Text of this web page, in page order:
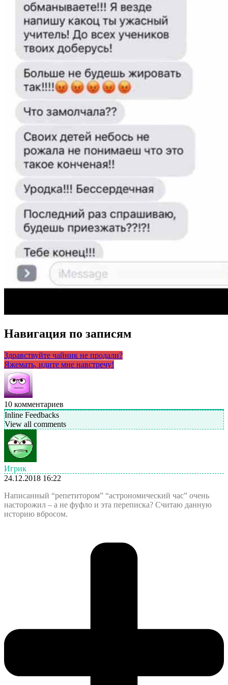
Навигация по записям
Здравствуйте чайник не продали?
Яжемать, идите мне навстречу!
10 комментариев
Inline Feedbacks
View all comments
Игрик
24.12.2018 16:22
Написанный “репетитором” “астрономический час” очень
насторожил – а не фуфло и эта переписка? Считаю данную
историю вбросом.